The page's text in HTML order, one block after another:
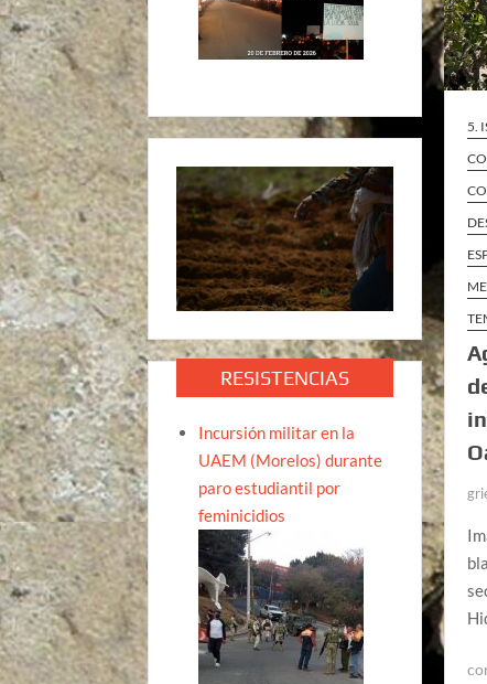
5.
RESISTENCIAS
Incursión militar en la
UAEM (Morelos) durante
paro estudiantil por
feminicidios